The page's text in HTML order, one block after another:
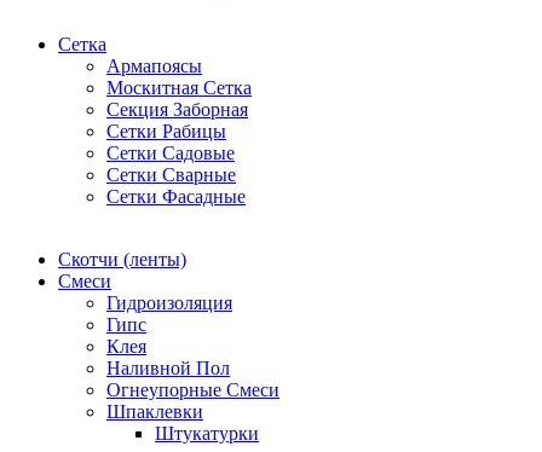
Сетка
Армапоясы
Москитная Сетка
Секция Заборная
Сетки Рабицы
Сетки Садовые
Сетки Сварные
Сетки Фасадные
Скотчи (ленты)
Смеси
Гидроизоляция
Гипс
Клея
Наливной Пол
Огнеупорные Смеси
Шпаклевки
Штукатурки